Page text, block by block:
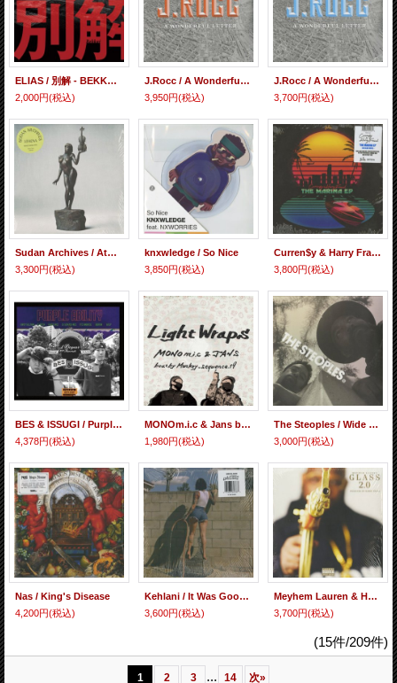
ELIAS / 別解 - BEKKAI (7inch)
2,000円(税込)
J.Rocc / A Wonderful Letter (COLOR LP)
3,950円(税込)
J.Rocc / A Wonderful Letter (BLACK LP)
3,700円(税込)
Sudan Archives / Athena
3,300円(税込)
knxwledge / So Nice
3,850円(税込)
Curren$y & Harry Fraud / The Marina
3,800円(税込)
BES & ISSUGI / Purple Ability
4,378円(税込)
MONOm.i.c & Jans beat by Monkey_sequence.19 / Light Wraps (7inch)
1,980円(税込)
The Steoples / Wide Through The Eyes Of No One
3,000円(税込)
Nas ‎/ King's Disease
4,200円(税込)
Kehlani / It Was Good Until It Wasn’t
3,600円(税込)
Meyhem Lauren & Harry Fraud / Glass 2.0
3,700円(税込)
(15件/209件)
1 2 3 ... 14 次»